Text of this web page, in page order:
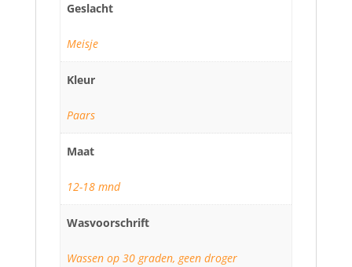
Geslacht
Meisje
Kleur
Paars
Maat
12-18 mnd
Wasvoorschrift
Wassen op 30 graden, geen droger